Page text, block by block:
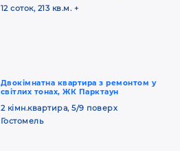
12 соток, 213 кв.м. +
Двокімнатна квартира з ремонтом у
світлих тонах, ЖК Парктаун
2 кімн.квартира, 5/9 поверх
Гостомель